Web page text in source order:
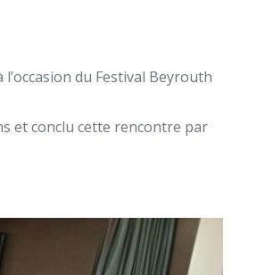
du Festival Beyrouth
et conclu cette rencontre par